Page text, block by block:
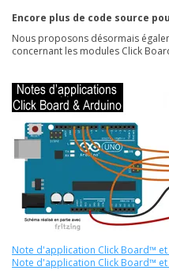
Encore plus de code source
Nous proposons désormais
concernant les modules Click
Note d'application Click Board™ et
Note d'application Click Board™ et